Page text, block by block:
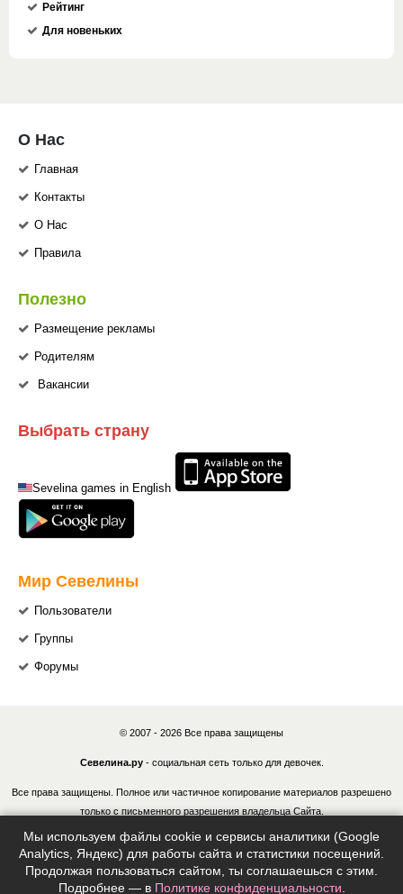
Рейтинг
Для новеньких
О Нас
Главная
Контакты
О Нас
Правила
Полезно
Размещение рекламы
Родителям
Вакансии
Выбрать страну
Sevelina games in English
Мир Севелины
Пользователи
Группы
Форумы
© 2007 - 2026 Все права защищены
Севелина.ру- социальная сеть только для девочек.
Все права защищены. Полное или частичное копирование материалов разрешено
только с письменного разрешения владельца Сайта.
В случае обнаружения нарушений, виновные лица могут быть привлечены к
ответственности в соответствии с действующим законодательством Российской
Федерации.
Мы используем файлы cookie и сервисы аналитики (Google
Analytics, Яндекс) для работы сайта и статистики посещений.
Продолжая пользоваться сайтом, ты соглашаешься с этим.
Подробнее — в Политике конфиденциальности